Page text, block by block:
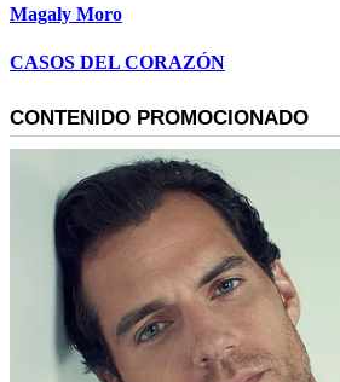
Magaly Moro
CASOS DEL CORAZÓN